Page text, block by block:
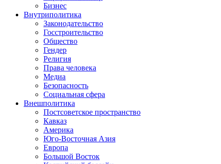
Бизнес
Внутриполитика
Законодательство
Госстроительство
Общество
Гендер
Религия
Права человека
Медиа
Безопасность
Социальная сфера
Внешполитика
Постсоветское пространство
Кавказ
Америка
Юго-Восточная Азия
Европа
Большой Восток